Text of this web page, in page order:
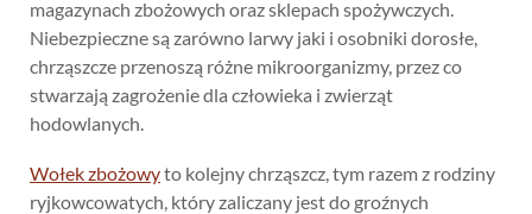
magazynach zbożowych oraz sklepach spożywczych.
Niebezpieczne są zarówno larwy jaki i osobniki dorosłe,
chrząszcze przenoszą różne mikroorganizmy, przez co
stwarzają zagrożenie dla człowieka i zwierząt
hodowlanych.
Wołek zbożowyto kolejny chrząszcz, tym razem z rodziny
ryjkowcowatych, który zaliczany jest do groźnych